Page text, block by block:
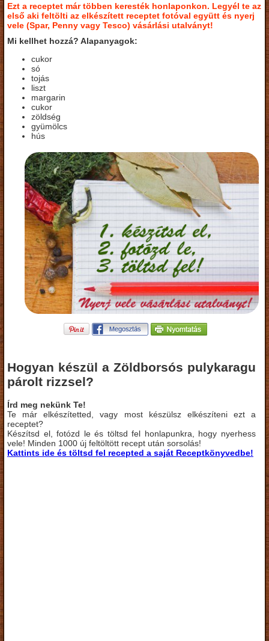
Ezt a receptet már többen keresték honlaponkon. Legyél te az
első aki feltölti az elkészített receptet fotóval együtt és nyerj
vele (Spar, Penny vagy Tesco) vásárlási utalványt!
Mi kellhet hozzá? Alapanyagok:
cukor
só
tojás
liszt
margarin
cukor
zöldség
gyümölcs
hús
Hogyan készül a Zöldborsós pulykaragu
párolt rizzsel?
Írd meg nekünk Te!
Te már elkészítetted, vagy most készülsz elkészíteni ezt a
receptet?
Készítsd el, fotózd le és töltsd fel honlapunkra, hogy nyerhess
vele! Minden 1000 új feltöltött recept után sorsolás!
Kattints ide és töltsd fel recepted a saját Receptkönyvedbe!